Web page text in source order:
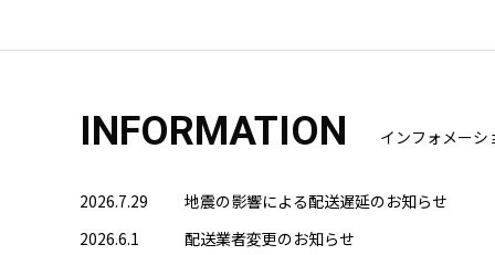
INFORMATION インフォメーシ
2026.7.29
地震の影響による配送遅延のお知らせ
2026.6.1
配送業者変更のお知らせ